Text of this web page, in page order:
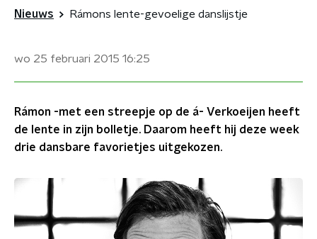
Nieuws Rámons lente-gevoelige danslijstje
wo 25 februari 2015 16:25
Rámon -met een streepje op de á- Verkoeijen heeft
de lente in zijn bolletje. Daarom heeft hij deze week
drie dansbare favorietjes uitgekozen.